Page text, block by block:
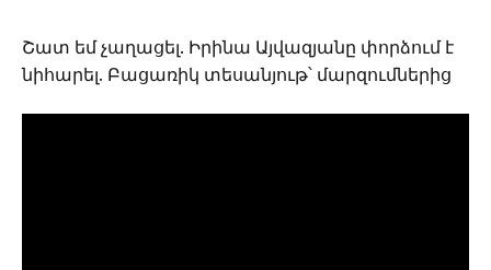
Շատ եմ չաղացել. Իրինա Այվազյանը փորձում է
նիհարել. Բացառիկ տեսանյութ՝ մարզումներից